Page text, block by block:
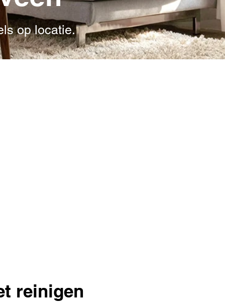
op locatie.
reinigen